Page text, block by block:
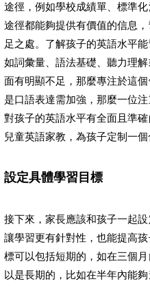
途徑，例如學校成績單、標準
途徑都能夠提供有價值的信息
足之處。了解孩子的英語水平
如詞彙量、語法基礎、聽力理
面有明顯不足，那麼專注於這
是口語表達需加強，那麼一位
對孩子的英語水平有全面且準
兒童英語家教，為孩子定制一個
設定具體學習目標
接下來，家長應該和孩子一起
讓學習更有針對性，也能提高
標可以包括短期的，如在三個
以是長期的，比如在半年內能